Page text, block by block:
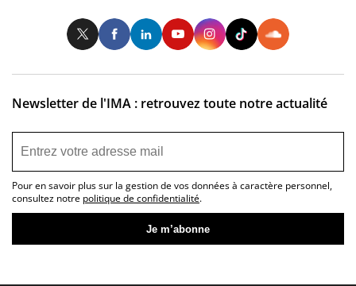
TwitterFacebookLinkedInYoutubeInstagram
Newsletter de l'IMA : retrouvez toute notre actualité
Pour en savoir plus sur la gestion de vos données à caractère personnel,
consultez notre politique de confidentialité.